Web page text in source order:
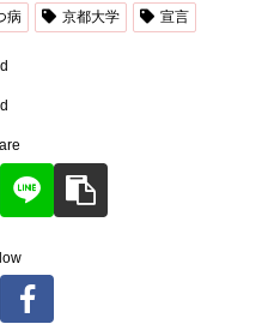
病 京都大学 宣言